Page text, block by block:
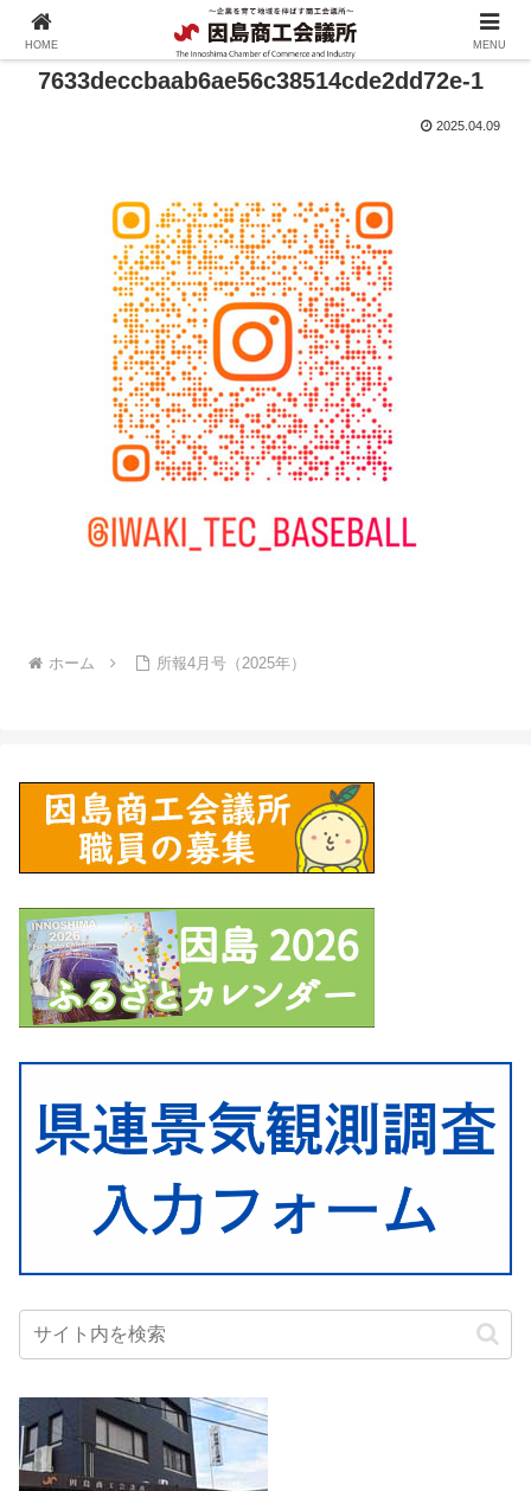
7633deccbaab6ae56c38514cde2dd72e-1
2025.04.09
ホーム 所報4月号（2025年）
HOME MENU